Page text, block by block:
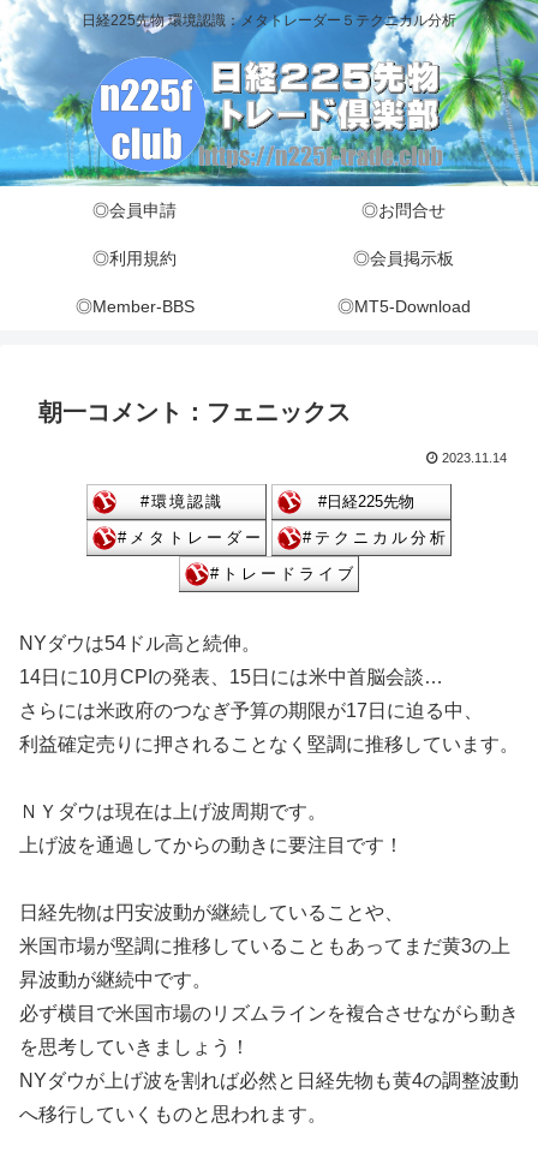
日経225先物 環境認識：メタトレーダー５テクニカル分析
◎会員申請 ◎お問合せ
◎利用規約 ◎会員掲示板
◎Member-BBS ◎MT5-Download
朝一コメント：フェニックス
2023.11.14
NYダウは54ドル高と続伸。
14日に10月CPIの発表、15日には米中首脳会談…
さらには米政府のつなぎ予算の期限が17日に迫る中、
利益確定売りに押されることなく堅調に推移しています。
ＮＹダウは現在は上げ波周期です。
上げ波を通過してからの動きに要注目です！
日経先物は円安波動が継続していることや、
米国市場が堅調に推移していることもあってまだ黄3の上
昇波動が継続中です。
必ず横目で米国市場のリズムラインを複合させながら動き
を思考していきましょう！
NYダウが上げ波を割れば必然と日経先物も黄4の調整波動
へ移行していくものと思われます。